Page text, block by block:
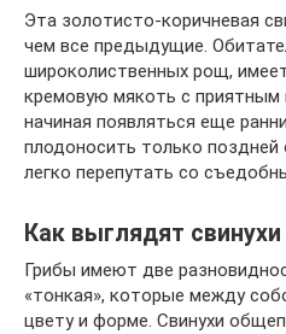
Эта золотисто-коричневая
чем все предыдущие.
широколиственных рощ,
кремовую мякоть с
начиная появляться еще
плодоносить только
легко перепутать со
Как выглядят свинухи
Грибы имеют две
«тонкая», которые между
цвету и форме. Свинухи